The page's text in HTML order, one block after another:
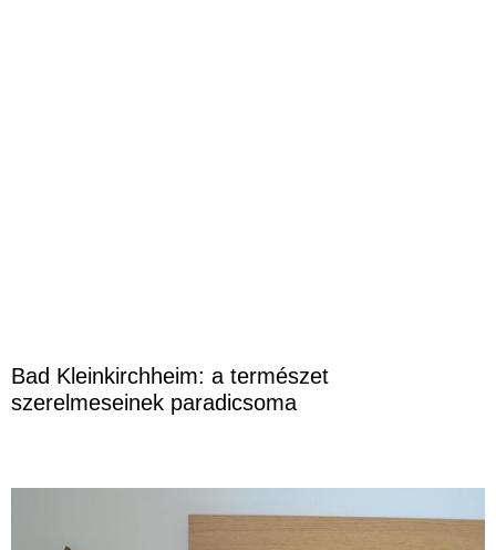
Bad Kleinkirchheim: a természet
szerelmeseinek paradicsoma